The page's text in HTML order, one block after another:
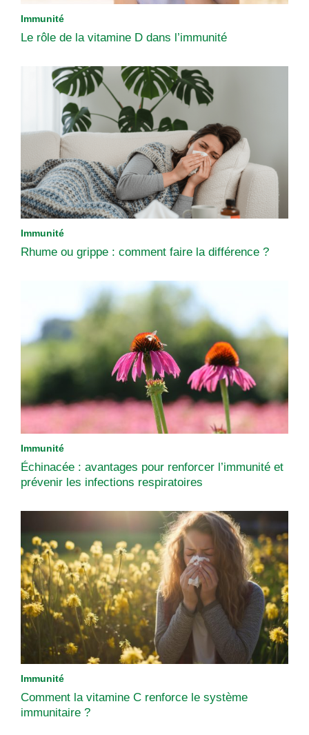
Immunité
Le rôle de la vitamine D dans l’immunité
Immunité
Rhume ou grippe : comment faire la différence ?
Immunité
Échinacée : avantages pour renforcer l’immunité et
prévenir les infections respiratoires
Immunité
Comment la vitamine C renforce le système
immunitaire ?